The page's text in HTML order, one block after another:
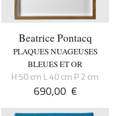
Beatrice Pontacq
PLAQUES NUAGEUSES
BLEUES ET OR
H 50 cm L 40 cm P 2 cm
690,00 €